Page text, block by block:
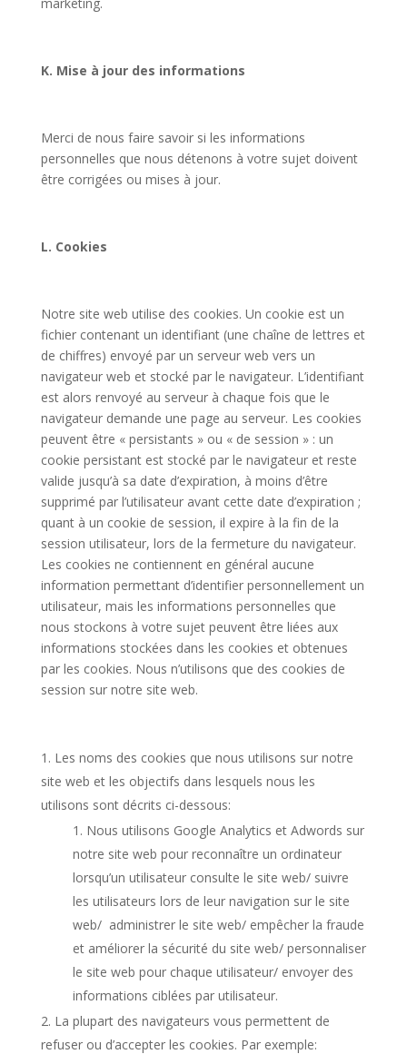
K. Mise à jour des informations
Merci de nous faire savoir si les informations
personnelles que nous détenons à votre sujet doivent
être corrigées ou mises à jour.
L. Cookies
Notre site web utilise des cookies. Un cookie est un
fichier contenant un identifiant (une chaîne de lettres et
de chiffres) envoyé par un serveur web vers un
navigateur web et stocké par le navigateur. L’identifiant
est alors renvoyé au serveur à chaque fois que le
navigateur demande une page au serveur. Les cookies
peuvent être « persistants » ou « de session » : un
cookie persistant est stocké par le navigateur et reste
valide jusqu’à sa date d’expiration, à moins d’être
supprimé par l’utilisateur avant cette date d’expiration ;
quant à un cookie de session, il expire à la fin de la
session utilisateur, lors de la fermeture du navigateur.
Les cookies ne contiennent en général aucune
information permettant d’identifier personnellement un
utilisateur, mais les informations personnelles que
nous stockons à votre sujet peuvent être liées aux
informations stockées dans les cookies et obtenues
par les cookies. Nous n’utilisons que des cookies de
session sur notre site web.
Les noms des cookies que nous utilisons sur notre
site web et les objectifs dans lesquels nous les
utilisons sont décrits ci-dessous:
Nous utilisons Google Analytics et Adwords sur
notre site web pour reconnaître un ordinateur
lorsqu’un utilisateur consulte le site web/ suivre
les utilisateurs lors de leur navigation sur le site
web/ administrer le site web/ empêcher la fraude
et améliorer la sécurité du site web/ personnaliser
le site web pour chaque utilisateur/ envoyer des
informations ciblées par utilisateur.
La plupart des navigateurs vous permettent de
refuser ou d’accepter les cookies. Par exemple: